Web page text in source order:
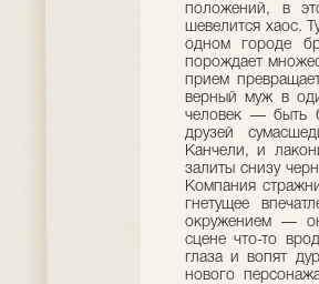
положений, в
шевелится хаос.
одном городе
порождает
прием
верный муж в
человек — быть
друзей
Канчели, и
залиты снизу
Компания
гнетущее
окружением —
сцене что-то
глаза и вопят
нового